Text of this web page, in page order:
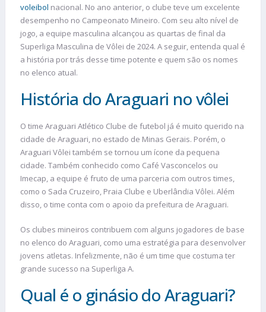
voleibol nacional. No ano anterior, o clube teve um excelente
desempenho no Campeonato Mineiro. Com seu alto nível de
jogo, a equipe masculina alcançou as quartas de final da
Superliga Masculina de Vôlei de 2024. A seguir, entenda qual é
a história por trás desse time potente e quem são os nomes
no elenco atual.
História do Araguari no vôlei
O time Araguari Atlético Clube de futebol já é muito querido na
cidade de Araguari, no estado de Minas Gerais. Porém, o
Araguari Vôlei também se tornou um ícone da pequena
cidade. Também conhecido como Café Vasconcelos ou
Imecap, a equipe é fruto de uma parceria com outros times,
como o Sada Cruzeiro, Praia Clube e Uberlândia Vôlei. Além
disso, o time conta com o apoio da prefeitura de Araguari.
Os clubes mineiros contribuem com alguns jogadores de base
no elenco do Araguari, como uma estratégia para desenvolver
jovens atletas. Infelizmente, não é um time que costuma ter
grande sucesso na Superliga A.
Qual é o ginásio do Araguari?